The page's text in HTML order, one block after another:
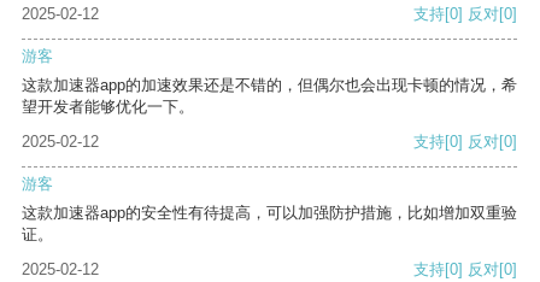
2025-02-12 支持[0] 反对[0]
游客
这款加速器app的加速效果还是不错的，但偶尔也会出现卡顿的情况，希
望开发者能够优化一下。
2025-02-12
支持[0] 反对[0]
游客
这款加速器app的安全性有待提高，可以加强防护措施，比如增加双重验
证。
2025-02-12
支持[0] 反对[0]